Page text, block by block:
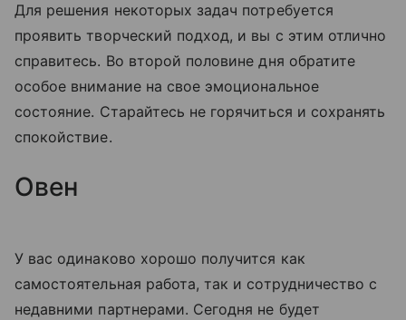
Для решения некоторых задач потребуется
проявить творческий подход, и вы с этим отлично
справитесь. Во второй половине дня обратите
особое внимание на свое эмоциональное
состояние. Старайтесь не горячиться и сохранять
спокойствие.
Овен
У вас одинаково хорошо получится как
самостоятельная работа, так и сотрудничество с
недавними партнерами. Сегодня не будет